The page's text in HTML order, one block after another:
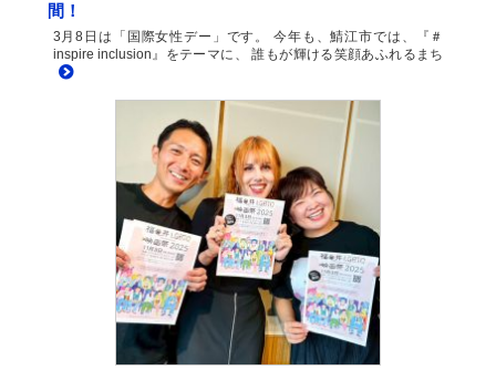
間！
3月8日は「国際女性デー」です。 今年も、鯖江市では、『＃
inspire inclusion』をテーマに、 誰もが輝ける笑顔あふれるまち